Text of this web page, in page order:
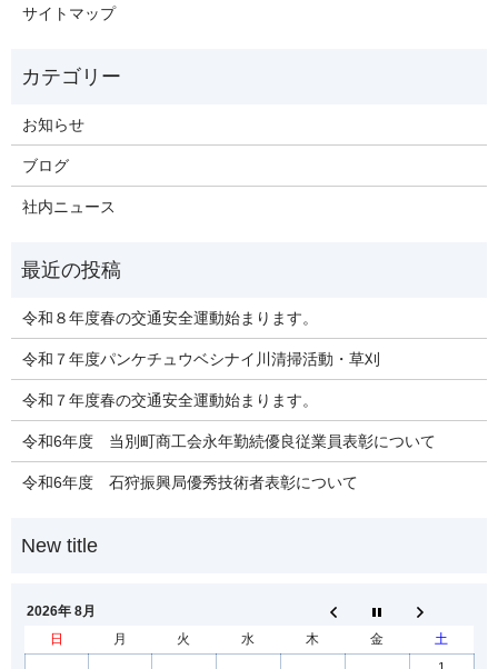
サイトマップ
お知らせ
ブログ
社内ニュース
令和８年度春の交通安全運動始まります。
令和７年度パンケチュウベシナイ川清掃活動・草刈
令和７年度春の交通安全運動始まります。
令和6年度 当別町商工会永年勤続優良従業員表彰について
令和6年度 石狩振興局優秀技術者表彰について
2026年 8月
日
月 火 水 木 金
土